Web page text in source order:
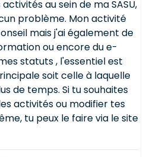
au sein de ma SASU,
problème. Mon activité
mais j'ai également de
ou encore du e-
statuts , l'essentiel est
soit celle à laquelle
de temps. Si tu souhaites
activités ou modifier tes
tu peux le faire via le site